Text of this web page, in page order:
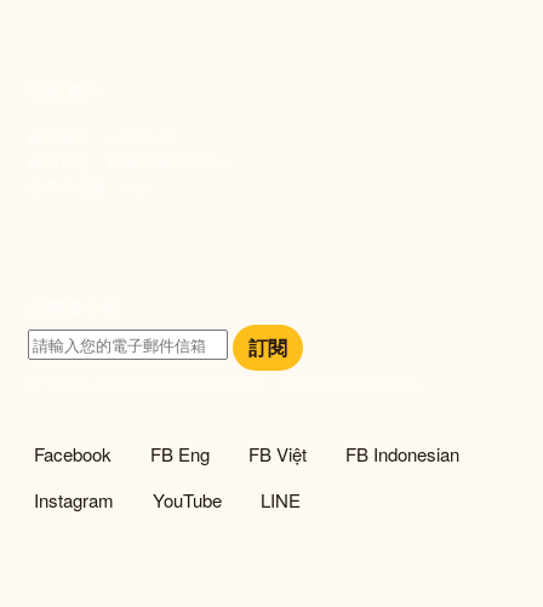
訂閱
社群選單
Facebook FB Eng FB Việt
FB Indonesian
Instagram
YouTube LINE